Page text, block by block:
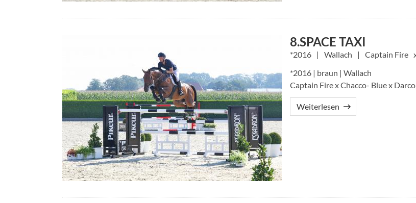
8.SPACE TAXI
2016 Wallach Captain Fire
*2016 | braun | Wallach
Captain Fire x Chacco- Blue x Darco
Weiterlesen